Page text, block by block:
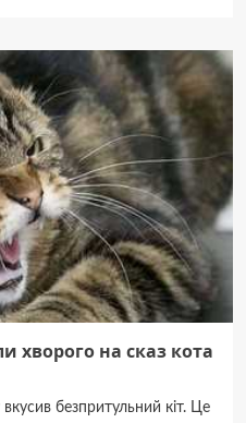
хворого на сказ кота
безпритульний кіт. Це